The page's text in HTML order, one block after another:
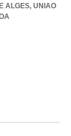
ALGES, UNIAO